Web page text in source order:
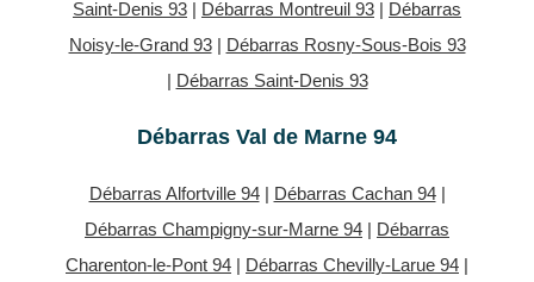
Saint-Denis 93 | Débarras Montreuil 93 | Débarras
Noisy-le-Grand 93| Débarras Rosny-Sous-Bois 93
| Débarras Saint-Denis 93
Débarras Val de Marne 94
Débarras Alfortville 94| Débarras Cachan 94|
Débarras Champigny-sur-Marne 94 | Débarras
Charenton-le-Pont 94 | Débarras Chevilly-Larue 94 |